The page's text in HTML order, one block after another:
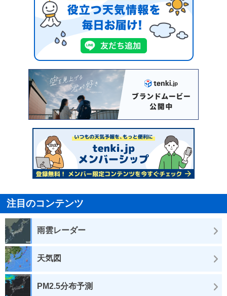
注目のコンテンツ
雨雲レーダー
天気図
PM2.5分布予測